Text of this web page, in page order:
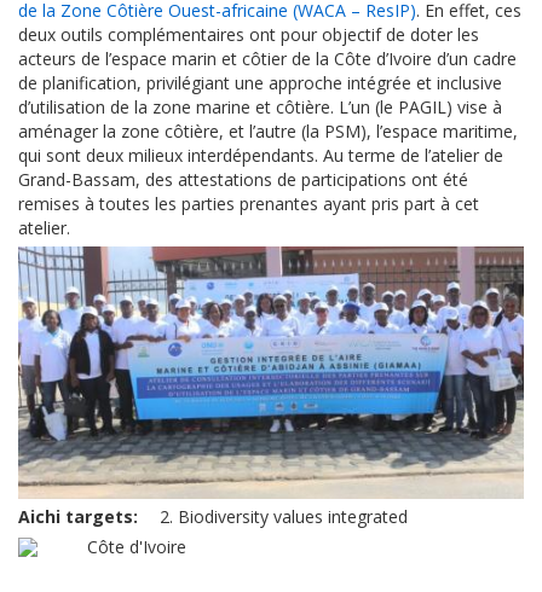
de la Zone Côtière Ouest-africaine (WACA – ResIP). En effet, ces
deux outils complémentaires ont pour objectif de doter les
acteurs de l’espace marin et côtier de la Côte d’Ivoire d’un cadre
de planification, privilégiant une approche intégrée et inclusive
d’utilisation de la zone marine et côtière. L’un (le PAGIL) vise à
aménager la zone côtière, et l’autre (la PSM), l’espace maritime,
qui sont deux milieux interdépendants. Au terme de l’atelier de
Grand-Bassam, des attestations de participations ont été
remises à toutes les parties prenantes ayant pris part à cet
atelier.
Aichi targets
2. Biodiversity values integrated
Côte d'Ivoire